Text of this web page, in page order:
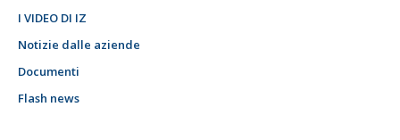
I VIDEO DI IZ
Notizie dalle aziende
Documenti
Flash news